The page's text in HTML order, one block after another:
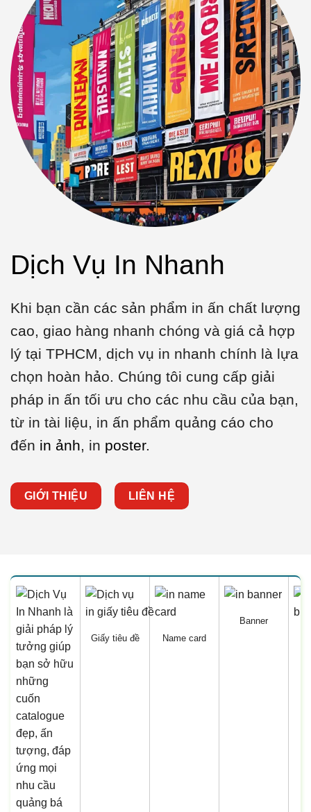
Dịch Vụ In Nhanh
Khi bạn cần các sản phẩm in ấn chất lượng
cao, giao hàng nhanh chóng và giá cả hợp
lý tại TPHCM, dịch vụ in nhanh chính là lựa
chọn hoàn hảo. Chúng tôi cung cấp giải
pháp in ấn tối ưu cho các nhu cầu của bạn,
từ in tài liệu, in ấn phẩm quảng cáo cho
đến in ảnh , in poster.
GIỚI THIỆU LIÊN HỆ
Giấy tiêu đề Name card
Banner